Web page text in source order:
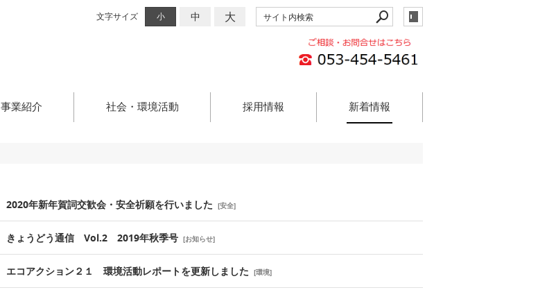
文字サイズ 小 中 大
事業紹介 社会・環境活動 採用情報 新着情報
2020年新年賀詞交歓会・安全祈願を行いました [安全]
きょうどう通信 Vol.2 2019年秋季号 [お知らせ]
エコアクション２１ 環境活動レポートを更新しました [環境]